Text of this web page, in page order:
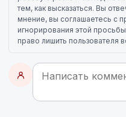
тем, как высказаться. Вы
мнение, вы соглашаетесь с
игнорирования этой
право лишить пользователя